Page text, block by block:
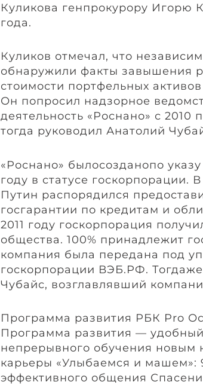
Куликова генпрокурору Игорю
года.
Куликов отмечал, что
обнаружили факты завышения
стоимости портфельных
Он попросил надзорное
деятельность «Роснано» с 2010
тогда руководил Анатолий
«Роснано» былосозданопо
году в статусе госкорпорации.
Путин распорядился
госгарантии по кредитам и
2011 году госкорпорация
общества. 100% принадлежит
компания была передана под
госкорпорации ВЭБ.РФ.
Чубайс, возглавлявший
Программа развития РБК Pro
Программа развития —
непрерывного обучения новым
карьеры «Улыбаемся и машем»:
эффективного общения